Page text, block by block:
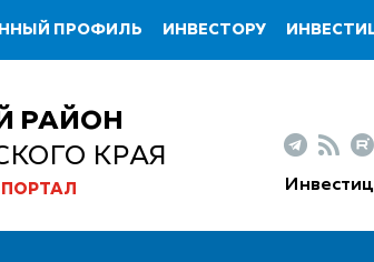
ПРОФИЛЬ ИНВЕСТОРУ
РАЙОН
КРАЯ